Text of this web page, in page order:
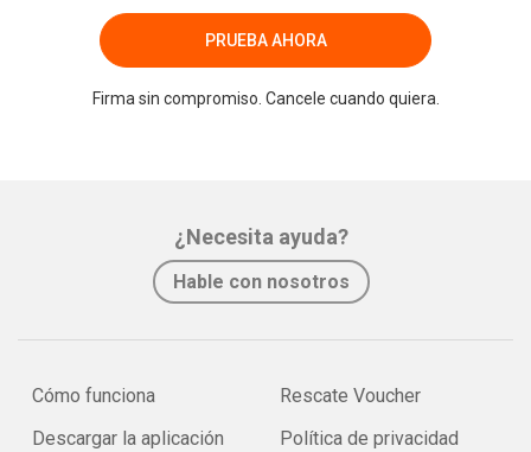
PRUEBA AHORA
Firma sin compromiso. Cancele cuando quiera.
¿Necesita ayuda?
Hable con nosotros
Cómo funciona
Descargar la aplicación
Rescate Voucher
Política de privacidad